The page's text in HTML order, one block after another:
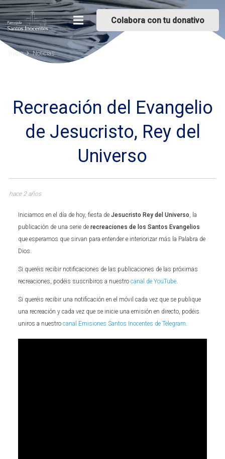
Colabora con tu donativo
Inicio Noticias
Recreación del Evangelio
de Jesucristo, Rey del
Universo
hace 2 años
Iniciamos en el día de hoy, fiesta de Jesucristo Rey del Universo, la
publicación de una serie de recreaciones de los Santos Evangelios
que esperamos que sirvan para entender e interiorizar más la Palabra de
Dios.
Si queréis recibir notificaciones de las publicaciones de las próximas
recreaciones, podéis suscribiros a nuestro canal de YouTube.
Si queréis recibir una notificación en el móvil cada vez que se publique
una recreación y cada vez que se inicie una emisión en directo, podéis
uniros a nuestro canal Emisiones Santos Inocentes de Telegram.